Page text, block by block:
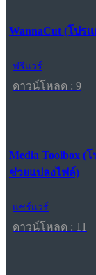
WannaCut (โปร
ฟรีแวร์
ดาวน์โหลด : 9
Media Toolbox (
ช่วยแปลงไฟล์)
แชร์แวร์
ดาวน์โหลด : 11